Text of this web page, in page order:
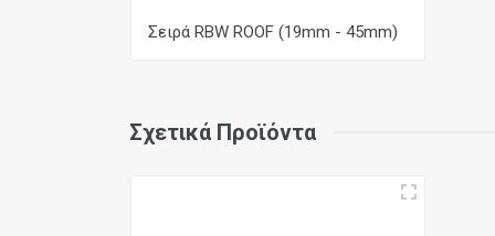
Σειρά RBW ROOF (19mm - 45mm)
Σχετικά Προϊόντα